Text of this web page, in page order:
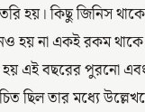
হয়। কিছু জিনিস
হয় না একই রকম
এই বছরের পুরনো
ছিল তার মধ্যে